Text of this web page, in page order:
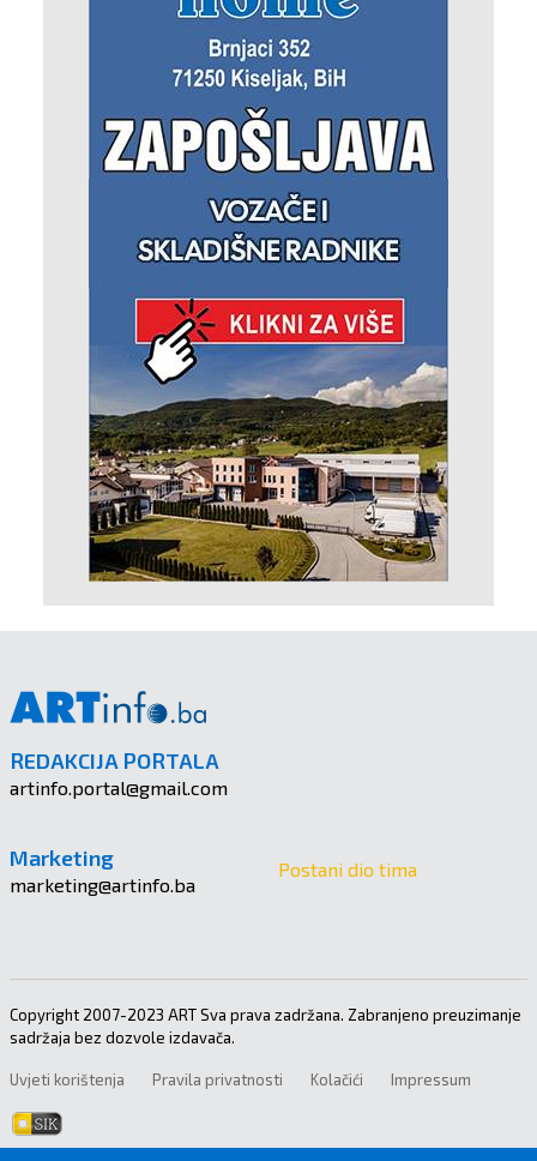
REDAKCIJA PORTALA
artinfo.portal@gmail.com
Marketing
marketing@artinfo.ba
Postani dio tima
Copyright 2007-2023 ART Sva prava zadržana. Zabranjeno preuzimanje
sadržaja bez dozvole izdavača.
Uvjeti korištenja Pravila privatnosti Kolačići Impressum